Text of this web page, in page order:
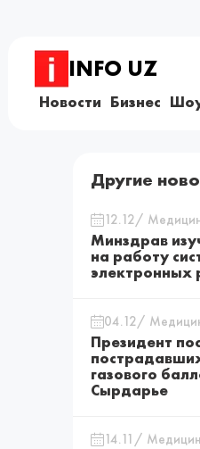
INFO UZ
Новости Бизнес
Другие
12.12/
Минздрав
на работу
электронных
04.12/
Президент
газового
Сырдарье
14.11/